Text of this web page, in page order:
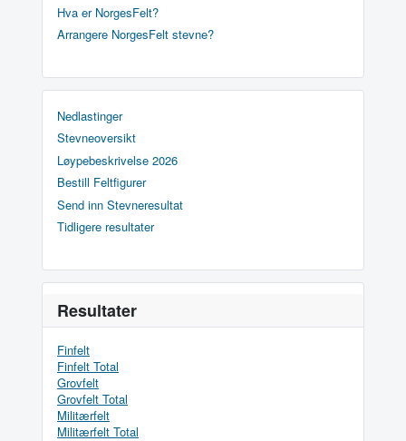
Hva er NorgesFelt?
Arrangere NorgesFelt stevne?
Nedlastinger
Stevneoversikt
Løypebeskrivelse 2026
Bestill Feltfigurer
Send inn Stevneresultat
Tidligere resultater
Resultater
Finfelt
Finfelt Total
Grovfelt
Grovfelt Total
Militærfelt
Militærfelt Total